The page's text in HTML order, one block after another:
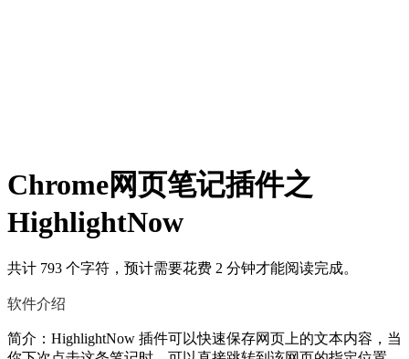
Chrome网页笔记插件之
HighlightNow
共计 793 个字符，预计需要花费 2 分钟才能阅读完成。
软件介绍
简介：HighlightNow 插件可以快速保存网页上的文本内容，当